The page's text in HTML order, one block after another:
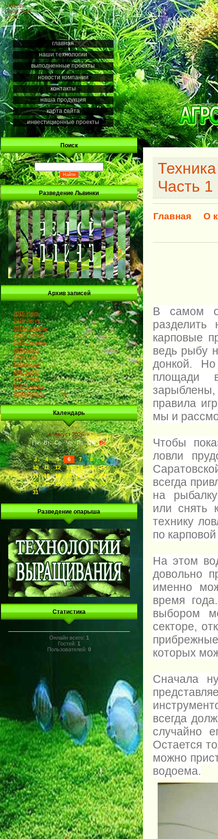
Четверг
06.08.2026
23:27
главная
наши технологии
выполненные проекты
новости компании
контакты
наша продукция
карта сайта
инвестиционные проекты
Поиск
Разведение Львинки
Архив записей
2015 Июль
2015 Август
2015 Октябрь
2015 Ноябрь
2015 Декабрь
2016 Март
2016 Май
2016 Июль
2017 Март
2017 Июль
2017 Ноябрь
2018 Апрель
Календарь
« Август 2026 »
Пн
Вт Ср Чт Пт Сб
Вс
1
2
3
4 5 6 7 8
9
10
11 12 13 14 15
16
17
18 19 20 21 22
23
24
25 26 27 28 29
30
31
Разведение опарыша
Статистика
Онлайн всего: 1
Гостей: 1
Пользователей: 0
Часть 1
Главная О
В самом
карповые
ведь рыбу
донкой.
площади
правила
мы и
Чтобы
ловли
всегда
на
или снять
технику
по
На этом
довольно
именно
время
выбором
секторе,
которых
Сначала
всегда
случайно
Остается
можно
водоема.